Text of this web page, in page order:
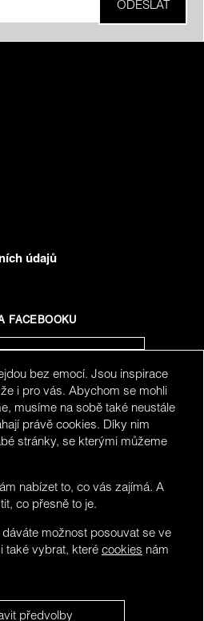
údajů
FACEBOOKU
INSTAGRAMU
bez emocí. Jsou inspirace
i pro vás. Abychom se mohli
musíme na sobě také neustále
právě cookies. Díky nim
stránky, se kterými můžeme
nabízet to, co vás zajímá. A
co přesně to je.
možnost posouvat se ve
také vybrat, které cookies nám
předvolby
do not speak Czech. You can